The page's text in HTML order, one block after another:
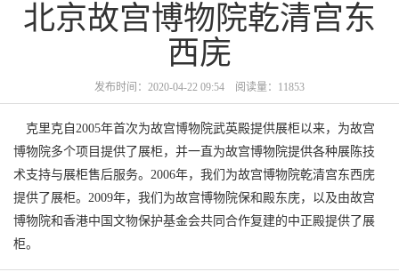
北京故宫博物院乾清宫东
西庑
发布时间：2020-04-22 09:54 阅读量：11853
克里克自2005年首次为故宫博物院武英殿提供展柜以来，为故宫
博物院多个项目提供了展柜，并一直为故宫博物院提供各种展陈技
术支持与展柜售后服务。2006年，我们为故宫博物院乾清宫东西庑
提供了展柜。2009年，我们为故宫博物院保和殿东庑，以及由故宫
博物院和香港中国文物保护基金会共同合作复建的中正殿提供了展
柜。